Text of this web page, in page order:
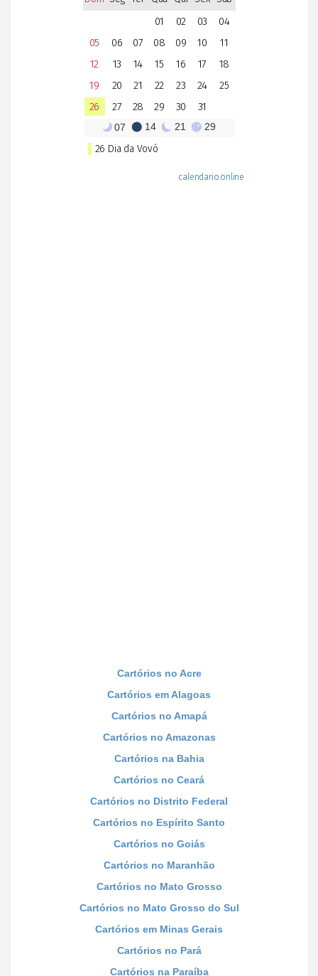
Cartórios no Acre
Cartórios em Alagoas
Cartórios no Amapá
Cartórios no Amazonas
Cartórios na Bahia
Cartórios no Ceará
Cartórios no Distrito Federal
Cartórios no Espírito Santo
Cartórios no Goiás
Cartórios no Maranhão
Cartórios no Mato Grosso
Cartórios no Mato Grosso do Sul
Cartórios em Minas Gerais
Cartórios no Pará
Cartórios na Paraíba